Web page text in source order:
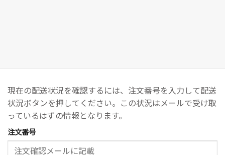
現在の配送状況を確認するには、注文番号を入力して配送
状況ボタンを押してください。この状況はメールで受け取
っているはずの情報となります。
注文番号